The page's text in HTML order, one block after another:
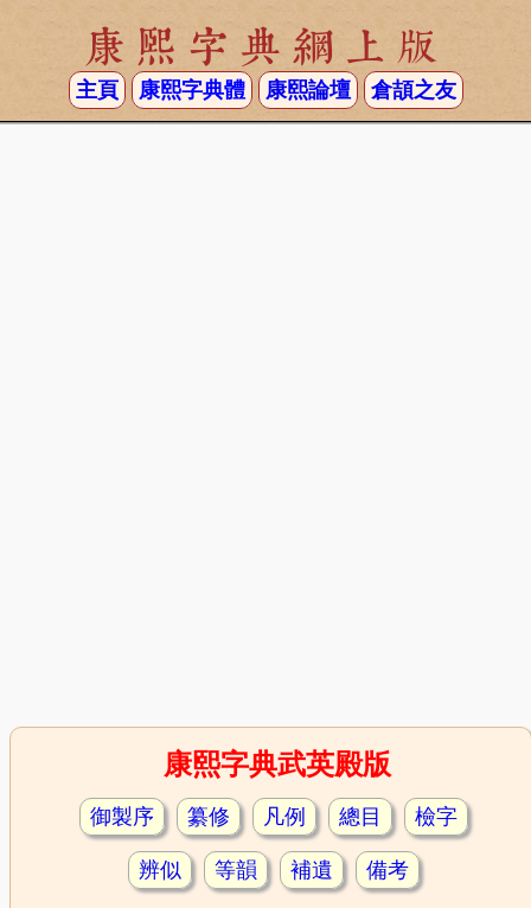
康熙字典網上版
主頁 康熙字典體 康熙論壇 倉頡之友
康熙字典武英殿版
御製序 纂修 凡例 總目 檢字
辨似 等韻 補遺 備考